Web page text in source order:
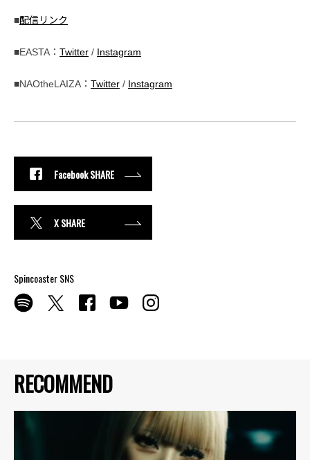
RECOMMEND
■配信リンク
■EASTA： Twitter / Instagram
■NAOtheLAIZA： Twitter / Instagram
Facebook SHARE
X SHARE
Spincoaster SNS